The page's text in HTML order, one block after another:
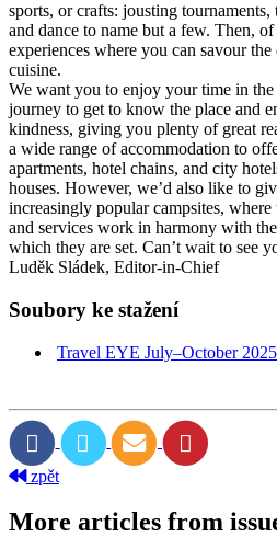
sports, or crafts: jousting
and dance to name but a few. Then,
experiences where you can savour
cuisine.
We want you to enjoy your time in
journey to get to know the place and
kindness, giving you plenty of great
a wide range of accommodation to
apartments, hotel chains, and city
houses. However, we’d also like to
increasingly popular campsites,
and services work in harmony with
which they are set. Can’t wait to see
Luděk Sládek, Editor-in-Chief
Soubory ke stažení
Travel EYE July–October 2025
zpět
More articles from